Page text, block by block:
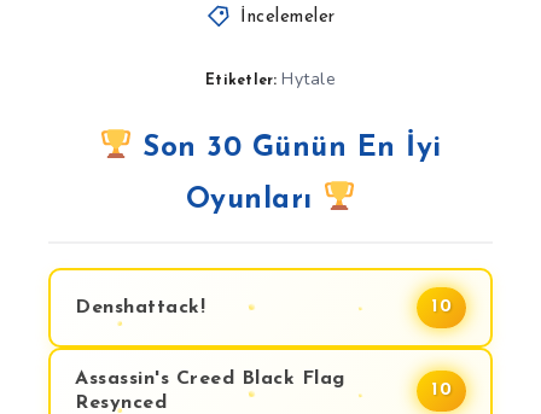
İncelemeler
Etiketler: Hytale
Son 30 Günün En İyi
Oyunları
Denshattack! 10
Assassin's Creed Black Flag
Resynced
10